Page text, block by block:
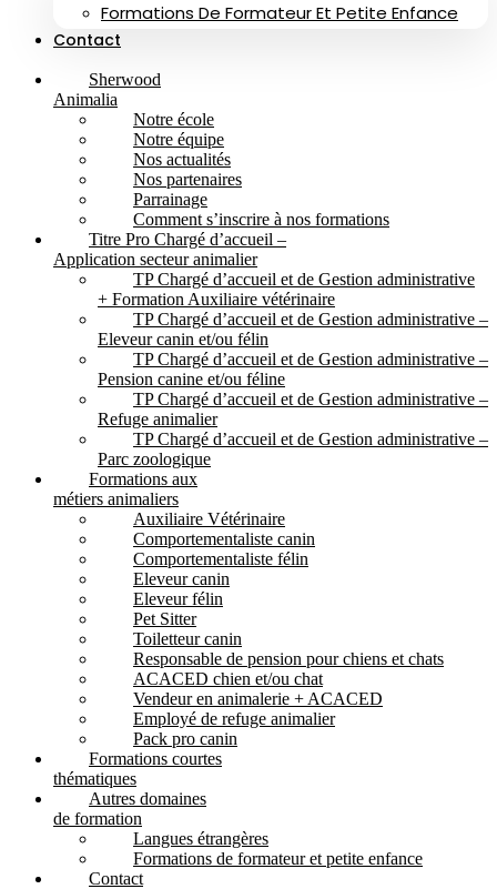
Formations De Formateur Et Petite Enfance
Contact
Sherwood
Animalia
Notre école
Notre équipe
Nos actualités
Nos partenaires
Parrainage
Comment s’inscrire à nos formations
Titre Pro Chargé d’accueil –
Application secteur animalier
TP Chargé d’accueil et de Gestion administrative
+ Formation Auxiliaire vétérinaire
TP Chargé d’accueil et de Gestion administrative –
Eleveur canin et/ou félin
TP Chargé d’accueil et de Gestion administrative –
Pension canine et/ou féline
TP Chargé d’accueil et de Gestion administrative –
Refuge animalier
TP Chargé d’accueil et de Gestion administrative –
Parc zoologique
Formations aux
métiers animaliers
Auxiliaire Vétérinaire
Comportementaliste canin
Comportementaliste félin
Eleveur canin
Eleveur félin
Pet Sitter
Toiletteur canin
Responsable de pension pour chiens et chats
ACACED chien et/ou chat
Vendeur en animalerie + ACACED
Employé de refuge animalier
Pack pro canin
Formations courtes
thématiques
Autres domaines
de formation
Langues étrangères
Formations de formateur et petite enfance
Contact